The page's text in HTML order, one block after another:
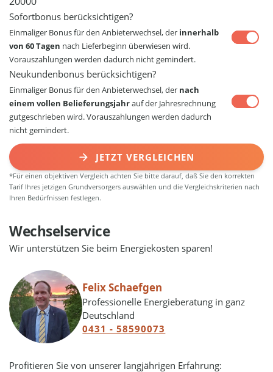
Sofortbonus berücksichtigen?
Einmaliger Bonus für den Anbieterwechsel, der innerhalb
von 60 Tagen nach Lieferbeginn überwiesen wird.
Vorauszahlungen werden dadurch nicht gemindert.
Neukundenbonus berücksichtigen?
Einmaliger Bonus für den Anbieterwechsel, der nach
einem vollen Belieferungsjahrauf der Jahresrechnung
gutgeschrieben wird. Vorauszahlungen werden dadurch
nicht gemindert.
JETZT VERGLEICHEN
*Für einen objektiven Vergleich achten Sie bitte darauf, daß Sie den korrekten
Tarif Ihres jetzigen Grundversorgers auswählen und die Vergleichskriterien nach
Ihren Bedürfnissen festlegen.
Wechselservice
Wir unterstützen Sie beim Energiekosten sparen!
Felix Schaefgen
Professionelle Energieberatung in ganz
Deutschland
0431 - 58590073
Profitieren Sie von unserer langjährigen Erfahrung: